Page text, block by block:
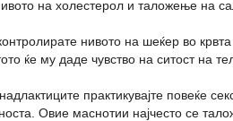
на холестерол и таложење на
нивото на шеќер во
ќе му даде чувство на ситост на
практикувајте повеќе
Овие маснотии најчесто се